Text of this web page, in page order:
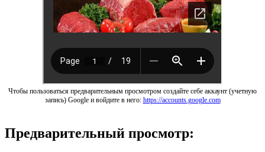
Чтобы пользоваться предварительным просмотром создайте себе аккаунт (учетную
запись) Google и войдите в него: https://accounts.google.com
Предварительный просмотр: